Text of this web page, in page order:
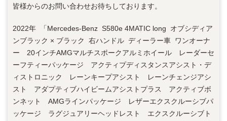
皆様からのお問い合わせお待ちしております。
2022年 「Mercedes-Benz S580e 4MATIC long オブシディア
ンブラック × ブラック 右ハンドル ディーラー車 ワンオーナ
ー 20インチAMGマルチスポークアルミホイール レーダーセ
ーフティーパッケージ アクティプディスタンスアシスト・デ
ィストロニック レーンキープアシスト レーンチェンジアシ
スト アダプティブハイビームアシストプラス アクティブボ
ンネット AMGラインパッケージ レザーエクスクルーシブパ
ッケージ ラグジュアリーヘッドレスト エクスクルーシブト